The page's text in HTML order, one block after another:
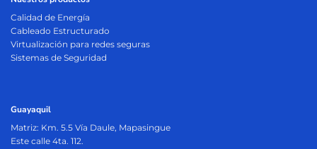
Calidad de Energía
Cableado Estructurado
Virtualización para redes seguras
Sistemas de Seguridad
Guayaquil
Matriz: Km. 5.5 Vía Daule, Mapasingue
Este calle 4ta. 112.